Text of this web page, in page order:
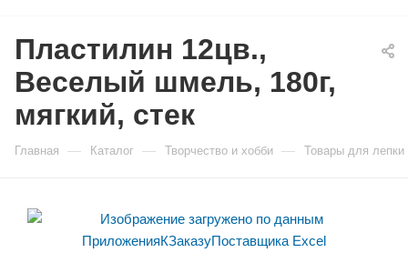
Пластилин 12цв.,
Веселый шмель, 180г,
мягкий, стек
Главная — Каталог — Творчество и хобби — Товары для лепки